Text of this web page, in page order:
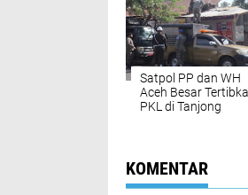
Satpol PP dan WH
Aceh Besar
PKL di Tanjong
KOMENTAR